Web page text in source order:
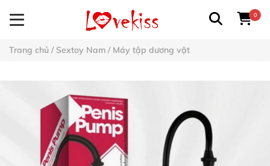
0
Trang chủ / Sextoy Nam / Máy tập dương vật